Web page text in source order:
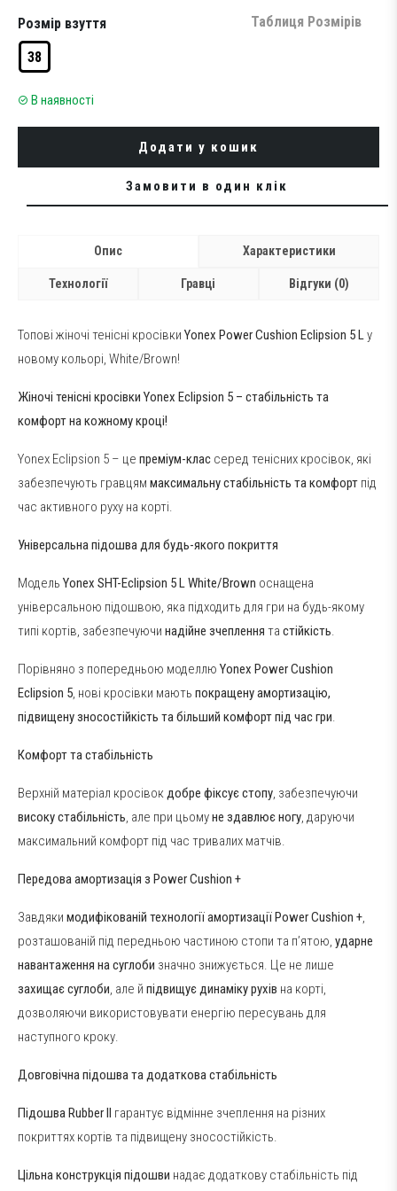
10,099 грн.. 8,199 грн..
Таблиця Розмірів
Розмір взуття
38
В наявності
Додати у кошик
Замовити в один клік
Опис Характеристики
Технології Гравці Відгуки (0)
Топові жіночі тенісні кросівки Yonex Power Cushion Eclipsion 5 Lу
новому кольорі, White/Brown!
Жіночі тенісні кросівки Yonex Eclipsion 5 – стабільність та
комфорт на кожному кроці!
Yonex Eclipsion 5 – це преміум-клас серед тенісних кросівок, які
забезпечують гравцям максимальну стабільність та комфорт під
час активного руху на корті.
Універсальна підошва для будь-якого покриття
Модель Yonex SHT-Eclipsion 5 L White/Brown оснащена
універсальною підошвою, яка підходить для гри на будь-якому
типі кортів, забезпечуючи надійне зчеплення та стійкість.
Порівняно з попередньою моделлю Yonex Power Cushion
Eclipsion 5, нові кросівки мають покращену амортизацію,
підвищену зносостійкість та більший комфорт під час гри.
Комфорт та стабільність
Верхній матеріал кросівокдобре фіксує стопу, забезпечуючи
високу стабільність, але при цьомуне здавлює ногу, даруючи
максимальний комфорт під час тривалих матчів.
Передова амортизація з Power Cushion +
Завдяки модифікованій технології амортизації Power Cushion +,
розташованій під передньою частиною стопи та п’ятою, ударне
навантаження на суглоби значно знижується. Це не лише
захищає суглоби, але й підвищує динаміку рухів на корті,
дозволяючи використовувати енергію пересувань для
наступного кроку.
Довговічна підошва та додаткова стабільність
Підошва Rubber II гарантує відмінне зчеплення на різних
покриттях кортів та підвищену зносостійкість.
Цільна конструкція підошви надає додаткову стабільність під